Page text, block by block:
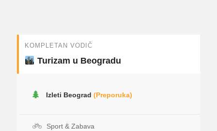
KOMPLETAN VODIČ
Turizam u Beogradu
Izleti Beograd (Preporuka)
Sport & Zabava